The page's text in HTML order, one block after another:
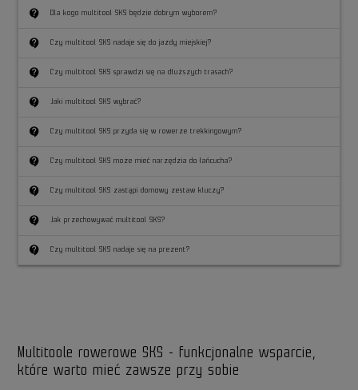
contact_support Dla kogo multitool SKS będzie dobrym wyborem?
contact_support Czy multitool SKS nadaje się do jazdy miejskiej?
contact_support Czy multitool SKS sprawdzi się na dłuższych trasach?
contact_support Jaki multitool SKS wybrać?
contact_support Czy multitool SKS przyda się w rowerze trekkingowym?
contact_support Czy multitool SKS może mieć narzędzia do łańcucha?
contact_support Czy multitool SKS zastąpi domowy zestaw kluczy?
contact_support Jak przechowywać multitool SKS?
contact_support Czy multitool SKS nadaje się na prezent?
Multitoole rowerowe SKS - funkcjonalne wsparcie,
które warto mieć zawsze przy sobie